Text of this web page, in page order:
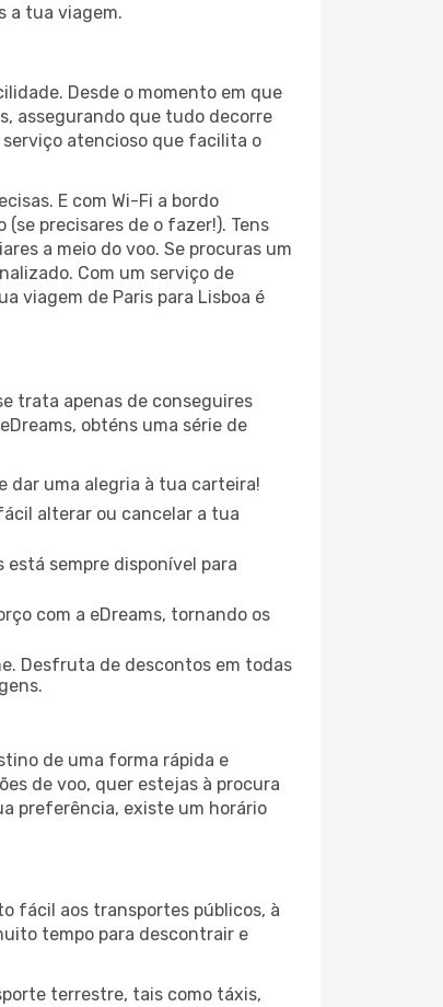
a tua viagem.
Desde o momento em que
assegurando que tudo decorre
serviço atencioso que facilita o
E com Wi-Fi a bordo
precisares de o fazer!). Tens
a meio do voo. Se procuras um
Com um serviço de
viagem de Paris para Lisboa é
trata apenas de conseguires
obténs uma série de
dar uma alegria à tua carteira!
alterar ou cancelar a tua
sempre disponível para
com a eDreams, tornando os
Desfruta de descontos em todas
de uma forma rápida e
de voo, quer estejas à procura
preferência, existe um horário
fácil aos transportes públicos, à
tempo para descontrair e
terrestre, tais como táxis,